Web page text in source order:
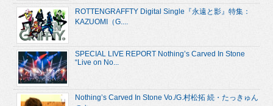
ROTTENGRAFFTY Digital Single『永遠と影』特集：
KAZUOMI（G....
SPECIAL LIVE REPORT Nothing’s Carved In Stone
“Live on No...
Nothing’s Carved In Stone Vo./G.村松拓 続・たっきゅん